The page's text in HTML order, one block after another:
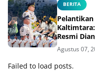
BERITA
Resmi
Agustus 07,
Failed to load posts.